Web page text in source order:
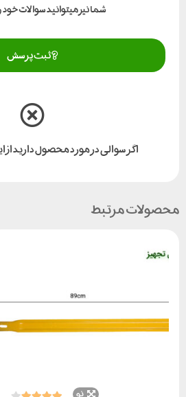
شما نیز میتوانید سوالات
ثبت پرسش
اگر سوالی در مورد محصول دارید
محصولات مرتبط
نو